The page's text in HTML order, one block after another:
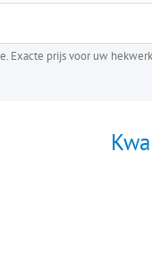
Exacte prijs voor uw